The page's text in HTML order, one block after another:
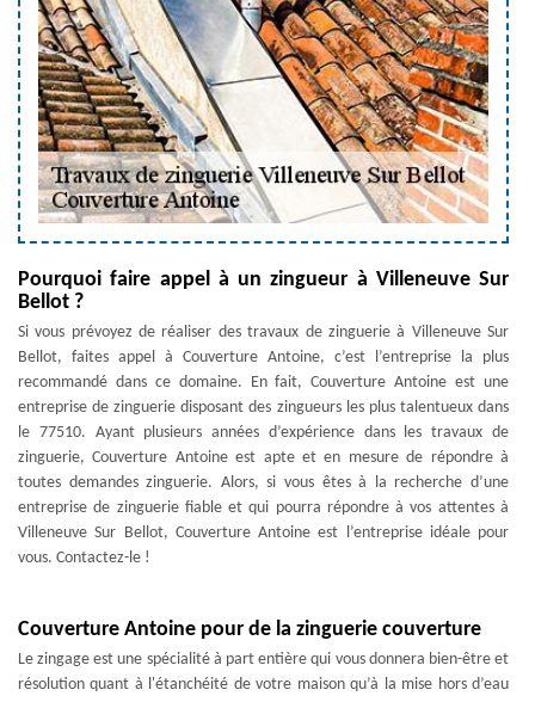
Pourquoi faire appel à un zingueur à Villeneuve Sur
Bellot ?
Si vous prévoyez de réaliser des travaux de zinguerie à Villeneuve Sur
Bellot, faites appel à Couverture Antoine, c’est l’entreprise la plus
recommandé dans ce domaine. En fait, Couverture Antoine est une
entreprise de zinguerie disposant des zingueurs les plus talentueux dans
le 77510. Ayant plusieurs années d’expérience dans les travaux de
zinguerie, Couverture Antoine est apte et en mesure de répondre à
toutes demandes zinguerie. Alors, si vous êtes à la recherche d’une
entreprise de zinguerie fiable et qui pourra répondre à vos attentes à
Villeneuve Sur Bellot, Couverture Antoine est l’entreprise idéale pour
vous. Contactez-le !
Couverture Antoine pour de la zinguerie couverture
Le zingage est une spécialité à part entière qui vous donnera bien-être et
résolution quant à l'étanchéité de votre maison qu’à la mise hors d’eau